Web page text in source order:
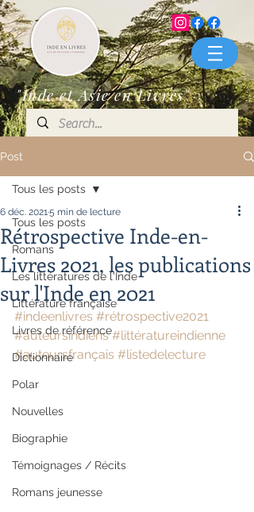
"Inde et Asie en Livres"
Post
Tous les posts
Romans
Les littératures de l'Inde
Littérature française
Livres de référence
Dictionnaire
Polar
Nouvelles
Biographie
Témoignages / Récits
Romans jeunesse
Tous les posts
Rétrospective Inde-en-
Livres 2021, les publications
sur l'Inde en 2021
6 déc. 20215 min de lecture
#indeenlivres #rétrospective2021
#auteursindiens #littératureindienne
#auteursfrançais #listedelecture